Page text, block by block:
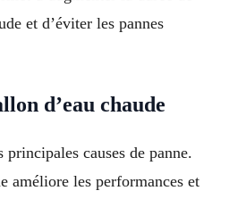
et d’éviter les pannes
d’eau chaude
principales causes de panne.
améliore les performances et